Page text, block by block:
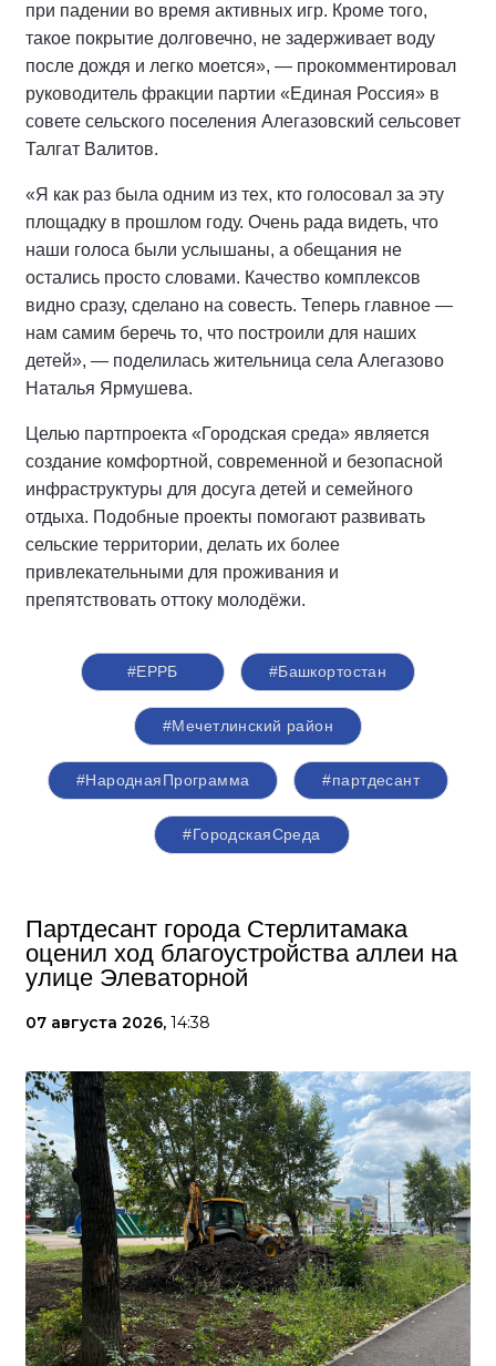
при падении во время активных игр. Кроме того,
такое покрытие долговечно, не задерживает воду
после дождя и легко моется», — прокомментировал
руководитель фракции партии «Единая Россия» в
совете сельского поселения Алегазовский сельсовет
Талгат Валитов.
«Я как раз была одним из тех, кто голосовал за эту
площадку в прошлом году. Очень рада видеть, что
наши голоса были услышаны, а обещания не
остались просто словами. Качество комплексов
видно сразу, сделано на совесть. Теперь главное —
нам самим беречь то, что построили для наших
детей», — поделилась жительница села Алегазово
Наталья Ярмушева.
Целью партпроекта «Городская среда» является
создание комфортной, современной и безопасной
инфраструктуры для досуга детей и семейного
отдыха. Подобные проекты помогают развивать
сельские территории, делать их более
привлекательными для проживания и
препятствовать оттоку молодёжи.
#ЕРРБ #Башкортостан
#Мечетлинский район
#НароднаяПрограмма #партдесант
#ГородскаяСреда
Партдесант города Стерлитамака
оценил ход благоустройства аллеи на
улице Элеваторной
07 августа 2026, 14:38